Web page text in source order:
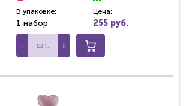
В упаковке:
1 набор
Цена:
255 руб.
- +